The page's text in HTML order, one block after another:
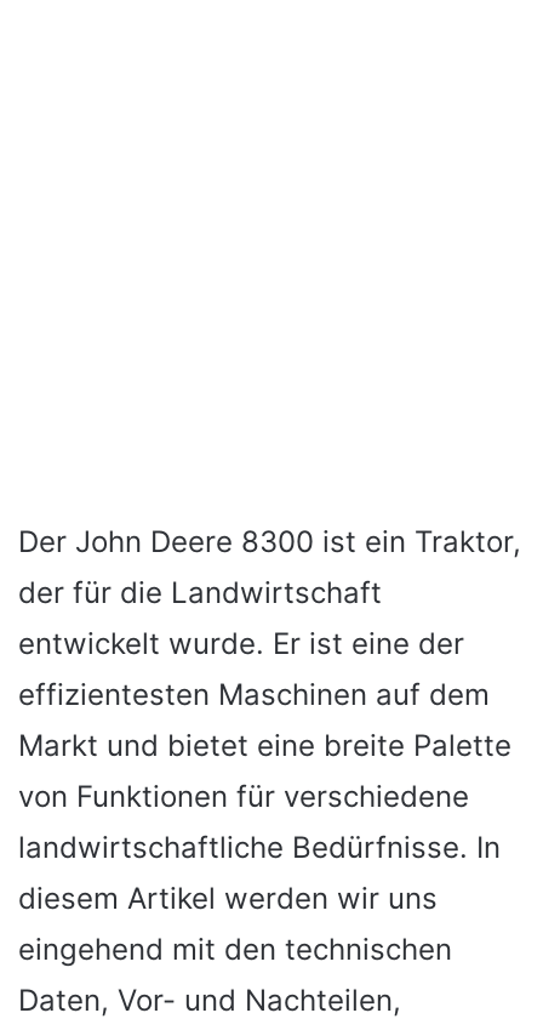
Der John Deere 8300 ist ein Traktor,
der für die Landwirtschaft
entwickelt wurde. Er ist eine der
effizientesten Maschinen auf dem
Markt und bietet eine breite Palette
von Funktionen für verschiedene
landwirtschaftliche Bedürfnisse. In
diesem Artikel werden wir uns
eingehend mit den technischen
Daten, Vor- und Nachteilen,